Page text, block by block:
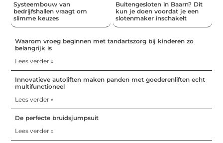
Systeembouw van
bedrijfshallen vraagt om
slimme keuzes
Buitengesloten in Baarn? Dit
kun je doen voordat je een
slotenmaker inschakelt
Waarom vroeg beginnen met tandartszorg bij kinderen zo
belangrijk is
Lees verder »
Innovatieve autoliften maken panden met goederenliften echt
multifunctioneel
Lees verder »
De perfecte bruidsjumpsuit
Lees verder »